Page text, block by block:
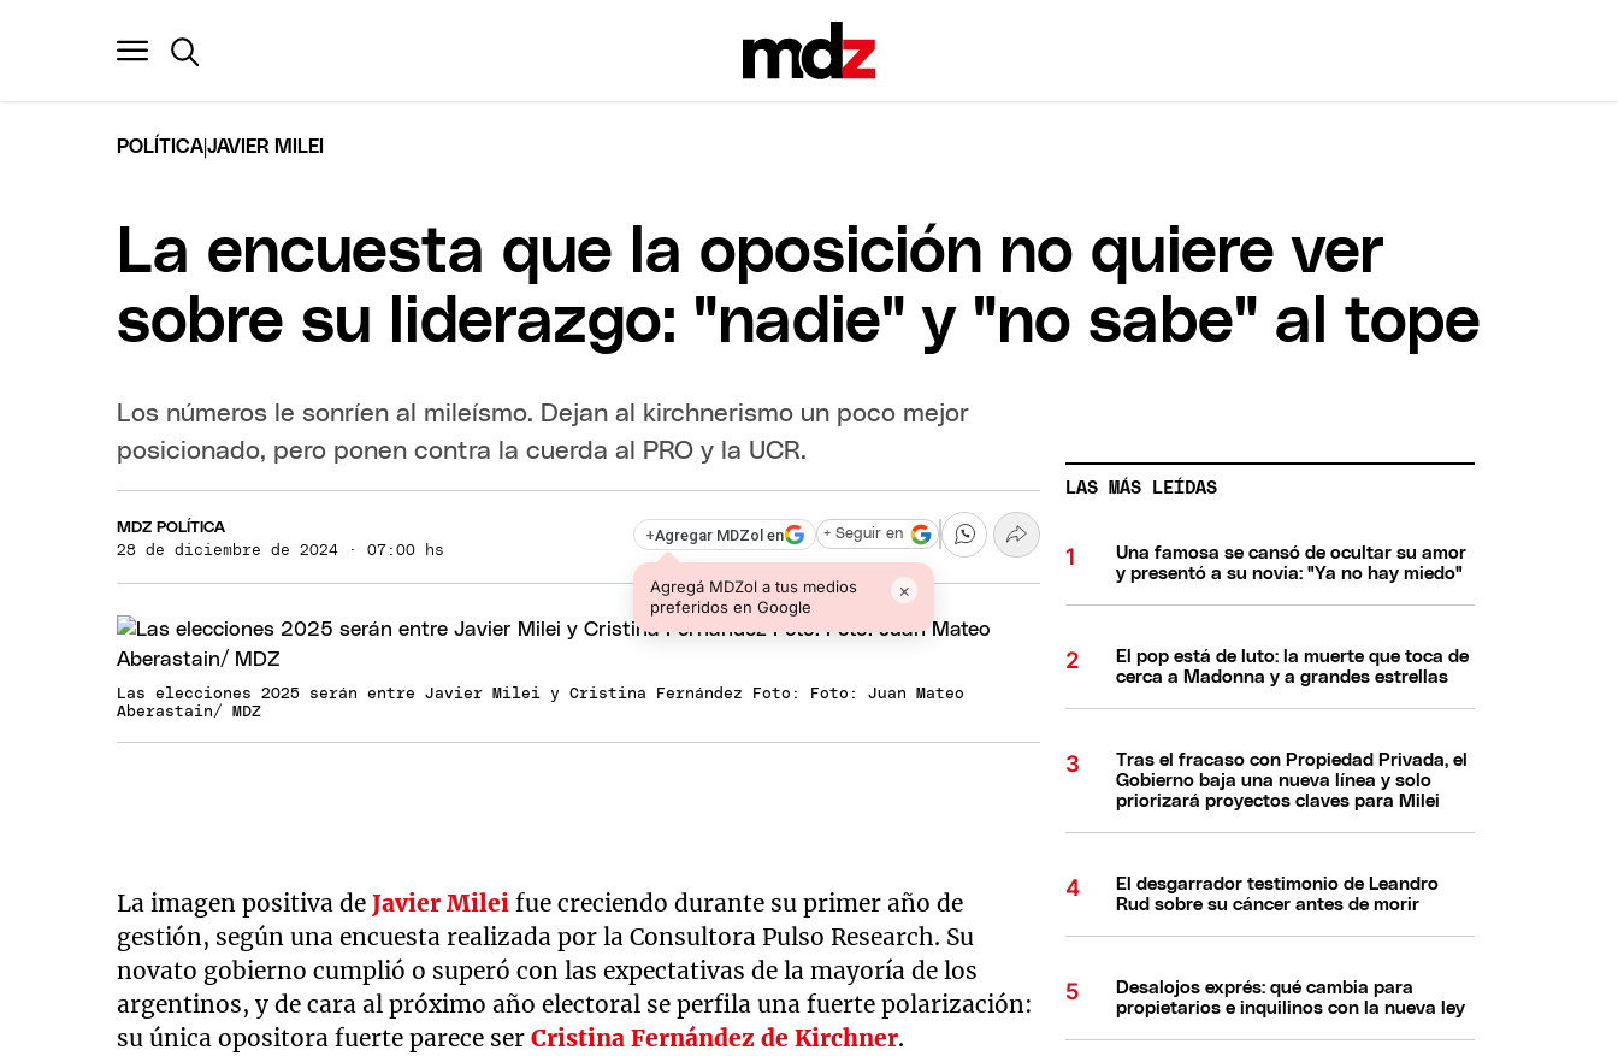
POLÍTICA|JAVIER MILEI
La encuesta que la oposición no quiere ver
sobre su liderazgo: "nadie" y "no sabe" al tope
Los números le sonríen al mileísmo. Dejan al kirchnerismo un poco mejor
posicionado, pero ponen contra la cuerda al PRO y la UCR.
MDZ POLÍTICA
28 de diciembre de 2024 · 07:00 hs
+Agregar MDZol en
Agregá MDZol a tus medios
preferidos en Google
×
+ Seguir en
Las elecciones 2025 serán entre Javier Milei y Cristina Fernández Foto: Foto: Juan Mateo
Aberastain/ MDZ
La imagen positiva deJavier Milei fue creciendo durante su primer año de
gestión, según una encuesta realizada por la Consultora Pulso Research. Su
novato gobierno cumplió o superó con las expectativas de la mayoría de los
argentinos, y de cara al próximo año electoral se perfila una fuerte polarización:
su única opositora fuerte parece serCristina Fernández de Kirchner.
LAS MÁS LEÍDAS
Una famosa se cansó de ocultar su amor
y presentó a su novia: "Ya no hay miedo"
El pop está de luto: la muerte que toca de
cerca a Madonna y a grandes estrellas
Tras el fracaso con Propiedad Privada, el
Gobierno baja una nueva línea y solo
priorizará proyectos claves para Milei
El desgarrador testimonio de Leandro
Rud sobre su cáncer antes de morir
Desalojos exprés: qué cambia para
propietarios e inquilinos con la nueva ley